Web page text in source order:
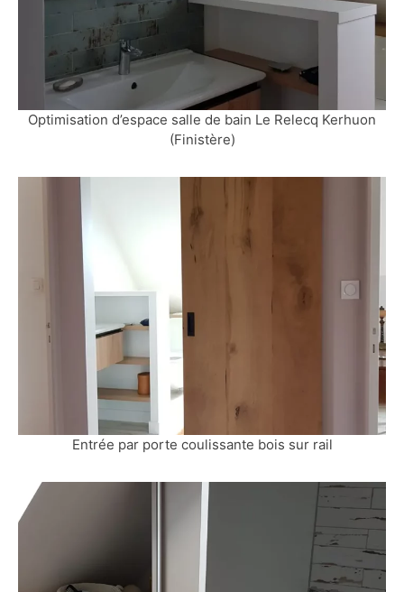
Optimisation d’espace salle de bain Le Relecq Kerhuon
(Finistère)
Entrée par porte coulissante bois sur rail